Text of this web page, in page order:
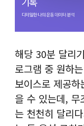
해당 30분 달리
로그램 중 원하
보이스로 제공
을 수 있는데, 무
는 천천히 달리